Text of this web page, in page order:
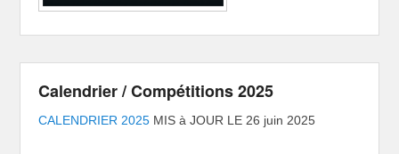
Calendrier / Compétitions 2025
CALENDRIER 2025 MIS à JOUR LE 26 juin 2025